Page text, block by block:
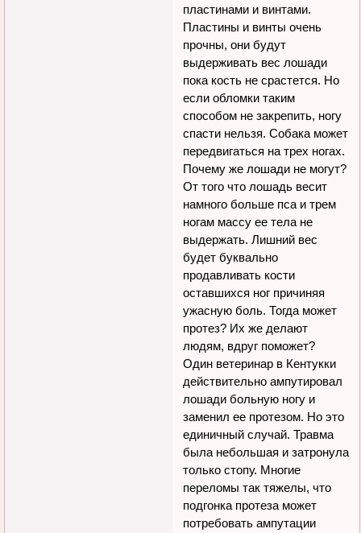
пластинами и винтами.
Пластины и винты очень
прочны, они будут
выдерживать вес лошади
пока кость не срастется. Но
если обломки таким
способом не закрепить, ногу
спасти нельзя. Собака может
передвигаться на трех ногах.
Почему же лошади не могут?
От того что лошадь весит
намного больше пса и трем
ногам массу ее тела не
выдержать. Лишний вес
будет буквально
продавливать кости
оставшихся ног причиняя
ужасную боль. Тогда может
протез? Их же делают
людям, вдруг поможет?
Один ветеринар в Кентукки
действительно ампутировал
лошади больную ногу и
заменил ее протезом. Но это
единичный случай. Травма
была небольшая и затронула
только стопу. Многие
переломы так тяжелы, что
подгонка протеза может
потребовать ампутации